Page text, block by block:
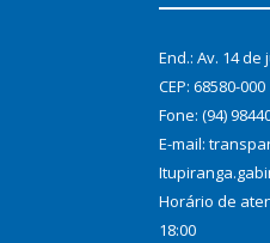
End.: Av. 14 de
CEP: 68580-000
Fone: (94)
E-mail:
Horário de
18:00